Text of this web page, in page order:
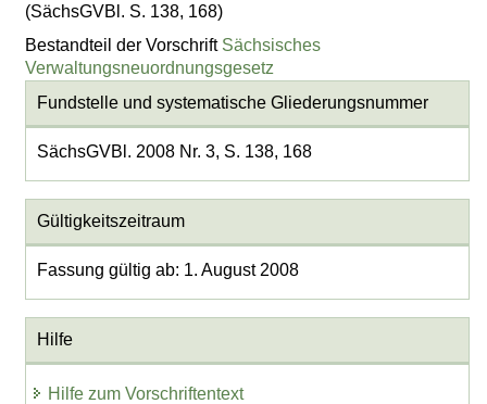
(SächsGVBl. S. 138, 168)
Bestandteil der Vorschrift Sächsisches
Verwaltungsneuordnungsgesetz
Fundstelle und systematische Gliederungsnummer
SächsGVBl. 2008 Nr. 3, S. 138, 168
Gültigkeitszeitraum
Fassung gültig ab: 1. August 2008
Hilfe
Hilfe zum Vorschriftentext